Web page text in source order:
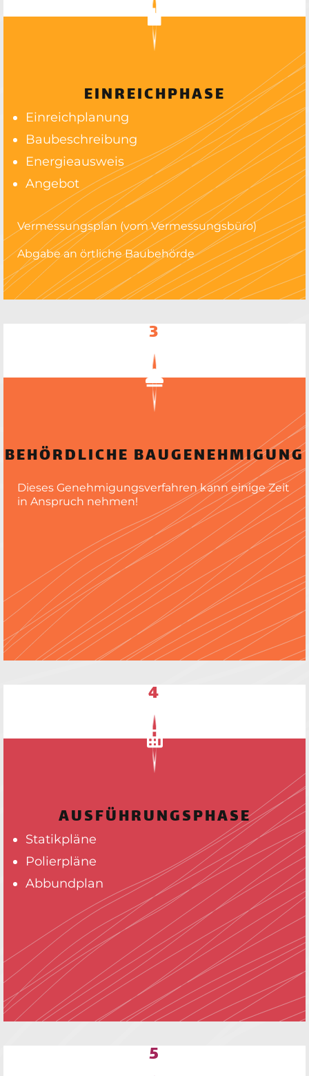
EINREICHPHASE
Einreichplanung
Baubeschreibung
Energieausweis
Angebot
Vermessungsplan (vom Vermessungsbüro)
Abgabe an örtliche Baubehörde
3
BEHÖRDLICHE BAUGENEHMIGUNG
Dieses Genehmigungsverfahren kann einige Zeit
in Anspruch nehmen!
4
AUSFÜHRUNGSPHASE
Statikpläne
Polierpläne
Abbundplan
5